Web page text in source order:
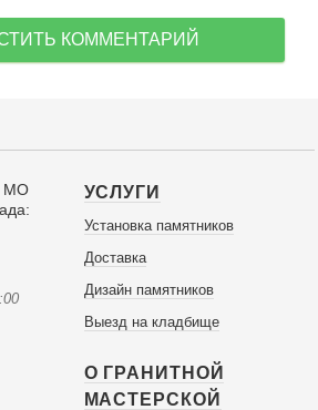
КОММЕНТАРИЙ
МО
УСЛУГИ
Установка памятников
Доставка
Дизайн памятников
Выезд на кладбище
О ГРАНИТНОЙ
МАСТЕРСКОЙ